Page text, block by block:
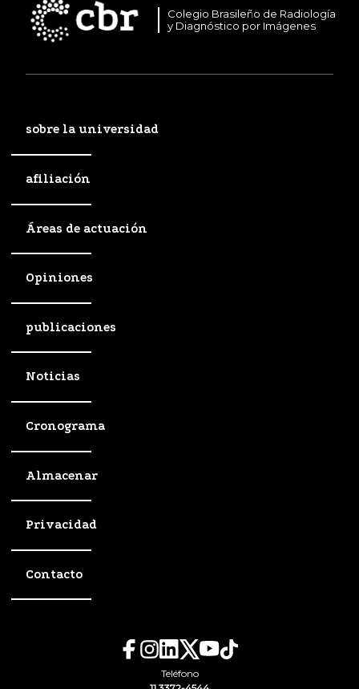
Colegio Brasileño de Radiología
y Diagnóstico por Imágenes
sobre la universidad
afiliación
Áreas de actuación
Opiniones
publicaciones
Noticias
Cronograma
Almacenar
Privacidad
Contacto
Teléfono